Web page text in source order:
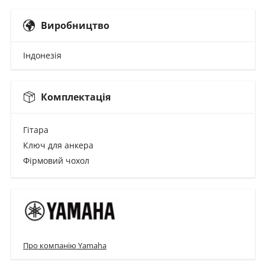
Виробництво
Індонезія
Комплектація
Гітара
Ключ для анкера
Фірмовий чохол
Про компанію Yamaha